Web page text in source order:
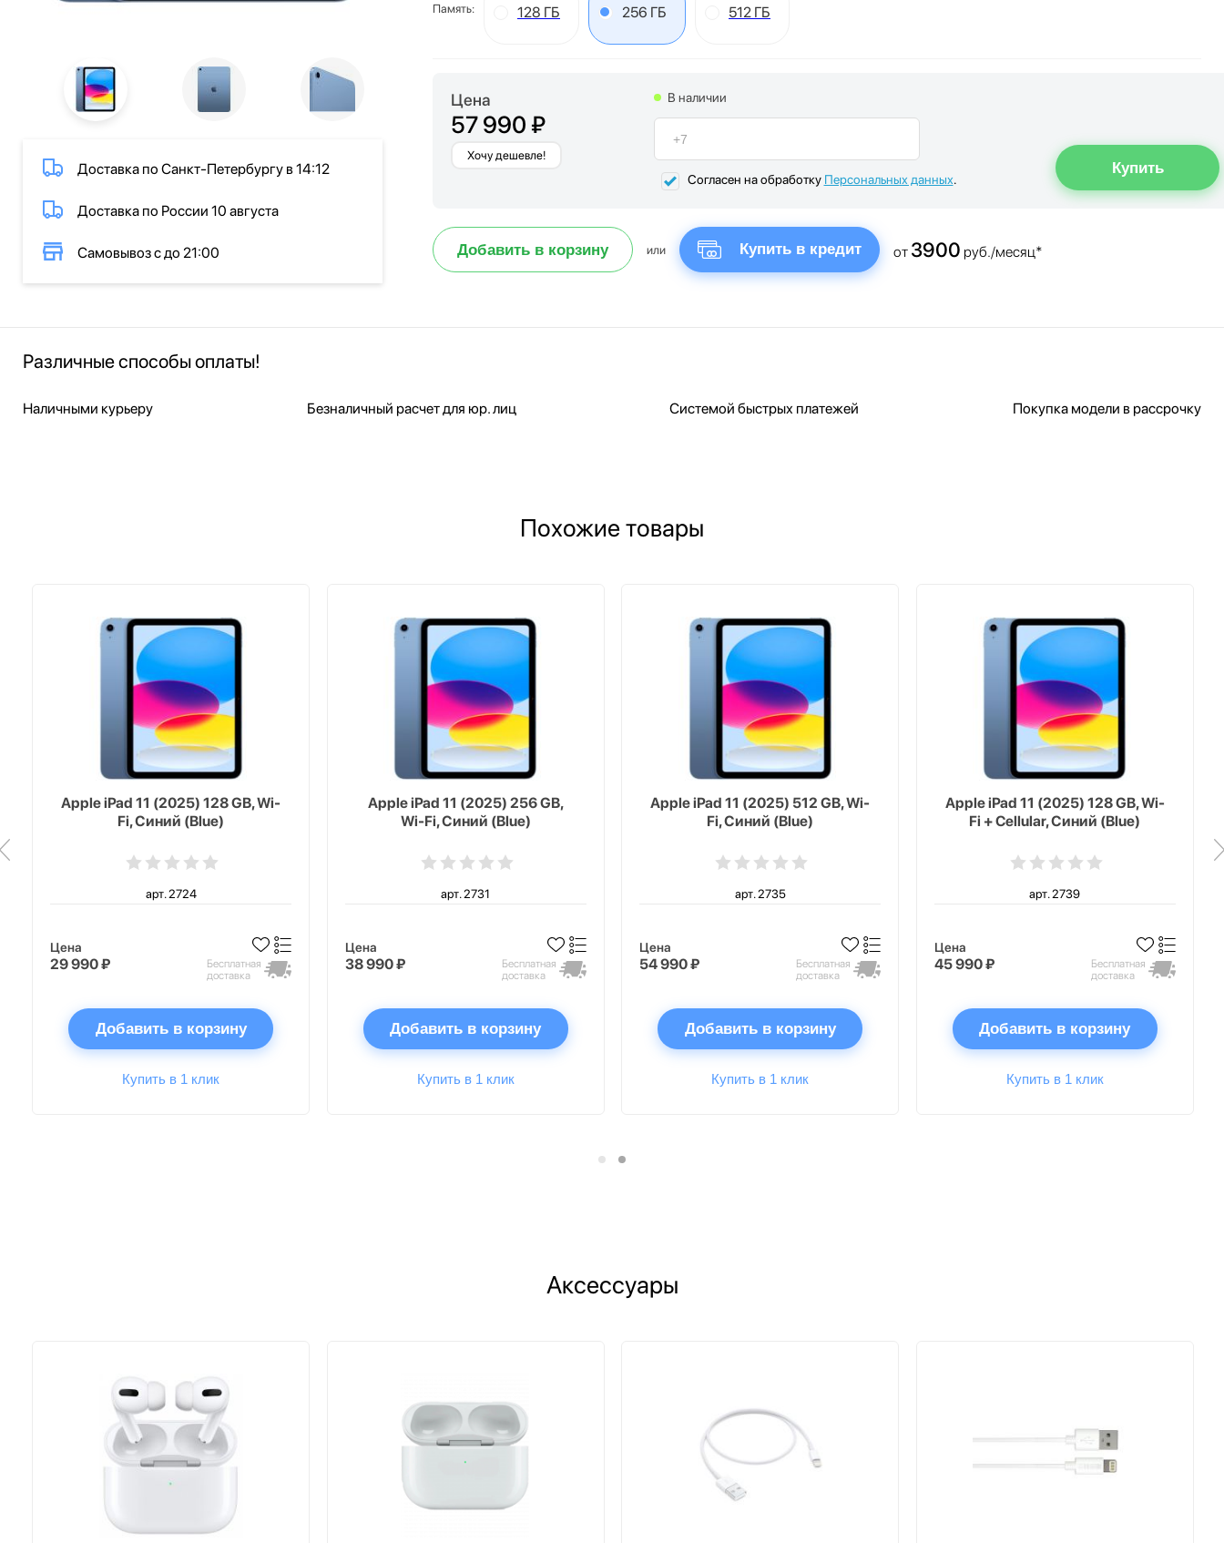
Доставка по Санкт-Петербургу в 14:12
Доставка по России 10 августа
Самовывоз с до 21:00
Память: 128 ГБ 256 ГБ 512 ГБ
Цена
57 990 ₽
Хочу дешевле!
В наличии
Согласен на обработку Персональных данных.
Добавить в корзину или Купить в кредит от 3900 руб./месяц*
Различные способы оплаты!
Наличными курьеру Безналичный расчет для юр. лиц Системой быстрых платежей Покупка модели в рассрочку
Похожие товары
Apple iPad 11 (2025) 128 GB, Wi-
Fi, Синий (Blue)
арт. 2724
Цена
29 990 ₽
Бесплатная
доставка
Добавить в корзину
Купить в 1 клик
Apple iPad 11 (2025) 256 GB,
Wi-Fi, Синий (Blue)
арт. 2731
Цена
38 990 ₽
Бесплатная
доставка
Добавить в корзину
Купить в 1 клик
Apple iPad 11 (2025) 512 GB, Wi-
Fi, Синий (Blue)
арт. 2735
Цена
54 990 ₽
Бесплатная
доставка
Добавить в корзину
Купить в 1 клик
Apple iPad 11 (2025) 128 GB, Wi-
Fi + Cellular, Синий (Blue)
арт. 2739
Цена
45 990 ₽
Бесплатная
доставка
Добавить в корзину
Купить в 1 клик
Аксессуары